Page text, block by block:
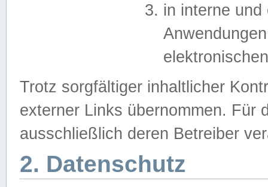
in interne
Trotz sorgfältiger inhaltlicher
externer Links übernommen. Für
ausschließlich deren Betreiber
2. Datenschutz